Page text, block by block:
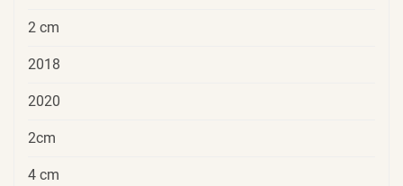
2 cm
2018
2020
2cm
4 cm